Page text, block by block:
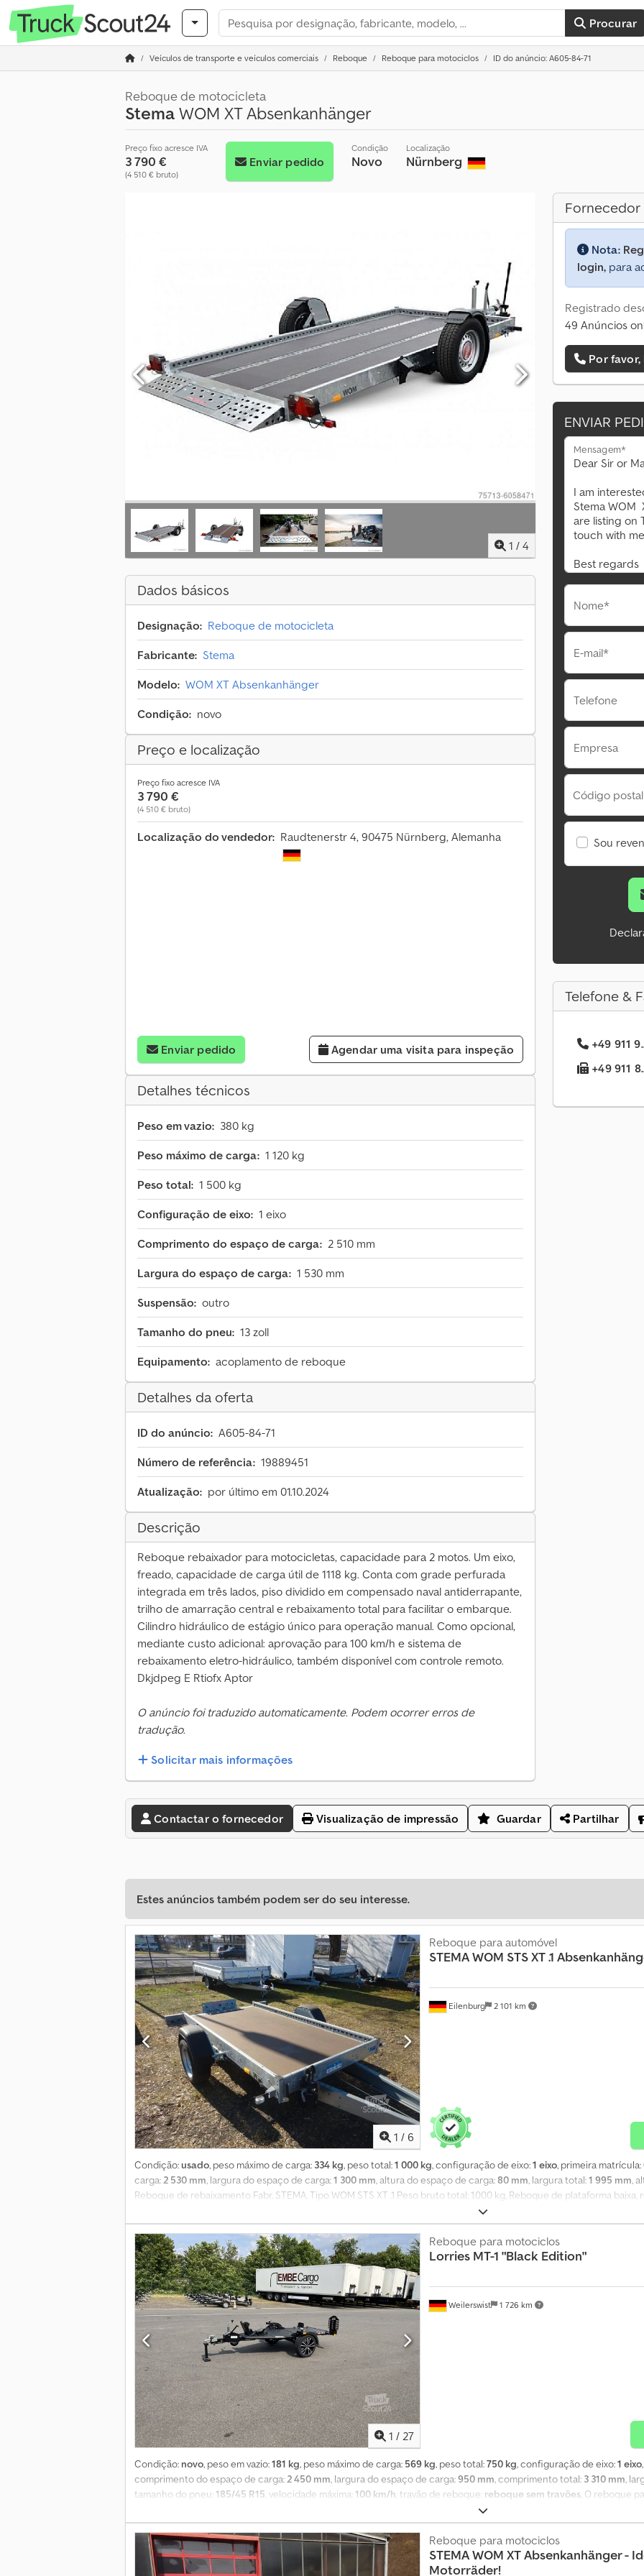
Procurar
Veículos de transporte e veículos comerciais Reboque Reboque para motociclos ID do anúncio: A605-84-71
Reboque de motocicleta
StemaWOM XT Absenkanhänger
Preço fixo acresce IVA
3 790 €
(4 510 € bruto)
Enviar pedido
Condição
Novo
Localização
Nürnberg
1 / 4
Dados básicos
Designação: Reboque de motocicleta
Fabricante: Stema
Modelo: WOM XT Absenkanhänger
Condição: novo
Preço e localização
Preço fixo acresce IVA
3 790 €
(4 510 € bruto)
Localização do vendedor: Raudtenerstr 4, 90475 Nürnberg, Alemanha
Enviar pedido Agendar uma visita para inspeção
Detalhes técnicos
Peso em vazio: 380 kg
Peso máximo de carga: 1 120 kg
Peso total: 1 500 kg
Configuração de eixo: 1 eixo
Comprimento do espaço de carga: 2 510 mm
Largura do espaço de carga: 1 530 mm
Suspensão: outro
Tamanho do pneu: 13 zoll
Equipamento: acoplamento de reboque
Detalhes da oferta
ID do anúncio: A605-84-71
Número de referência: 19889451
Atualização: por último em 01.10.2024
Descrição
Reboque rebaixador para motocicletas, capacidade para 2 motos. Um eixo,
freado, capacidade de carga útil de 1118 kg. Conta com grade perfurada
integrada em três lados, piso dividido em compensado naval antiderrapante,
trilho de amarração central e rebaixamento total para facilitar o embarque.
Cilindro hidráulico de estágio único para operação manual. Como opcional,
mediante custo adicional: aprovação para 100 km/h e sistema de
rebaixamento eletro-hidráulico, também disponível com controle remoto.
Dkjdpeg E Rtiofx Aptor
O anúncio foi traduzido automaticamente. Podem ocorrer erros de
tradução.
Solicitar mais informações
Fornecedor
Nota:
login, para
Registrado
49 Anúncios
Por
ENVIAR
Mensagem*
Nome*
E-mail*
Telefone
Empresa
Código
Sou
Telefone &
+49 911
+49 911
Contactar o fornecedor Visualização de impressão Guardar Partilhar
Estes anúncios também podem ser do seu interesse.
1 / 6
Eilenburg 2 101 km
Reboque para automóvel
STEMAWOM STS XT .1
Condição:usado, peso máximo de carga: 334 kg, peso total:1 000 kg, configuração de eixo:1 eixo, primeira matrícula:
carga:2 530 mm, largura do espaço de carga:1 300 mm, altura do espaço de carga:80 mm, largura total:1 995 mm,
Reboque de rebaixamento Fabr. STEMA, Tipo WOM STS XT .1 Peso bruto total: 1.000 kg, Reboque de plataforma
Eixo oscilante com nova cinemática Dsdpfxjyn Ugas Aptjkr * Roda de apoio * Bomba hidráulica manual * Chassis
lateral integrada * Calha de amarração adicional central * Piso em contraplacado fenolítico resistente à água *
marcha-atrás e faróis de nevoeiro * Ótima estabilidade na estrada graças ao chassis galvanizado a quente com
roda * 2 guarda-lamas * Suporte patenteado dobrável para matrícula * Veículo não recondicionado... e muito mais.
1 / 27
Weilerswist 1 726 km
Reboque para motociclos
Lorries MT-1 "Black Edition"
Condição: novo, peso em vazio:181 kg, peso máximo de carga: 569 kg, peso total:750 kg, configuração de eixo:1 eixo
comprimento do espaço de carga:2 450 mm, largura do espaço de carga:950 mm, comprimento total: 3 310 mm,
tamanho do pneu:185/45 R15, velocidade máxima:100 km/h, travão de reboque: reboque sem travões, O reboque
Edition": Chapa de alumínio antiderrapante + eixo pintado de preto Pneus de 15 polegadas em jantes de liga leve ---
carga útil até 569 kg, homologação até 100 km/h* Para transporte de uma moto ou quadriciclo Rebaixável e
de inspeção técnica na primeira matrícula, 2 anos de garantia de fábrica Novo de fábrica Rebaixável: Prático, rápido,
carregada ou descarregada por uma pessoa só, sem necessidade de rampas. Dobrável: Rápido e fácil de dobrar sem
verticalmente ocupando pouco espaço. Equipamento: - Eixo de borracha KNOTT - Roda de apoio com manivela -
Reboque para motociclos
STEMAWOM XT Absenkanhänger -
Motorräder!